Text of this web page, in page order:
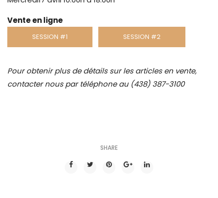
Vente en ligne
SESSION #1 SESSION #2
Pour obtenir plus de détails sur les articles en vente,
contacter nous par téléphone au (438) 387-3100
SHARE